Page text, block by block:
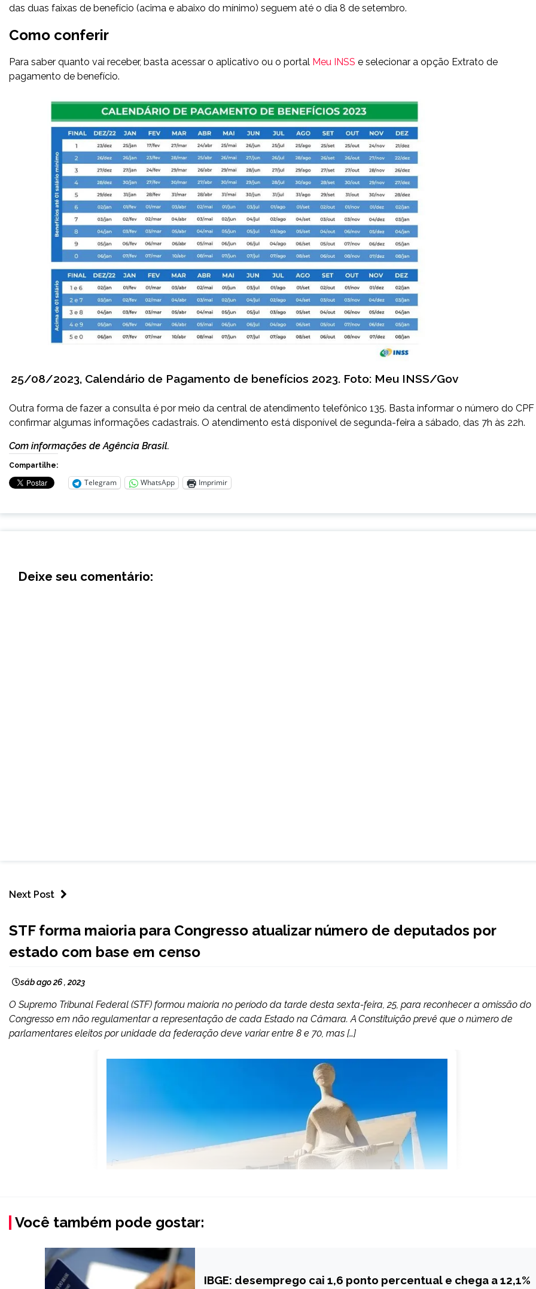
das duas faixas de benefício (acima e abaixo do mínimo) seguem até o dia 8 de setembro.
Como conferir
Para saber quanto vai receber, basta acessar o aplicativo ou o portal Meu INSS e selecionar a opção Extrato de
pagamento de benefício.
25/08/2023, Calendário de Pagamento de benefícios 2023. Foto: Meu INSS/Gov
Outra forma de fazer a consulta é por meio da central de atendimento telefônico 135. Basta informar o número do CPF
confirmar algumas informações cadastrais. O atendimento está disponível de segunda-feira a sábado, das 7h às 22h.
Com informações de Agência Brasil.
Compartilhe:
Telegram WhatsApp Imprimir
Deixe seu comentário:
Next Post
STF forma maioria para Congresso atualizar número de deputados por
estado com base em censo
sáb ago 26 , 2023
O Supremo Tribunal Federal (STF) formou maioria no período da tarde desta sexta-feira, 25, para reconhecer a omissão do
Congresso em não regulamentar a representação de cada Estado na Câmara. A Constituição prevê que o número de
parlamentares eleitos por unidade da federação deve variar entre 8 e 70, mas […]
Você também pode gostar:
BRASIL
IBGE: desemprego cai 1,6 ponto percentual e chega a 12,1%